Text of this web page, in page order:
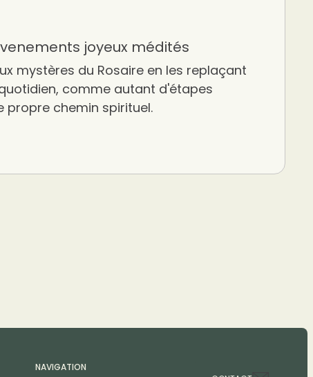
joyeux médités
mystères du Rosaire en les replaçant
comme autant d'étapes
propre chemin spirituel.
NAVIGATION